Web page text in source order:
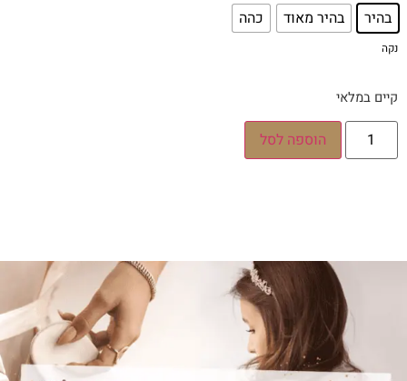
בהיר בהיר מאוד כהה
נקה
קיים במלאי
הוספה לסל